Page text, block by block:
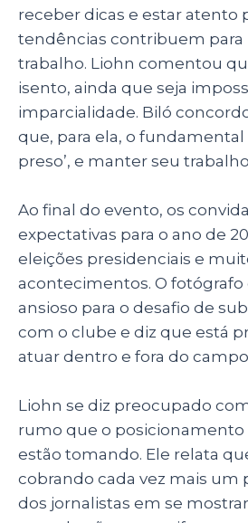
receber dicas e estar atento
tendências contribuem
trabalho. Liohn comentou
isento, ainda que seja
imparcialidade. Biló
que, para ela, o fundamental
preso’, e manter seu
Ao final do evento, os
expectativas para o ano de
eleições presidenciais e
acontecimentos. O fotógrafo
ansioso para o desafio de
com o clube e diz que está
atuar dentro e fora do
Liohn se diz preocupado
rumo que o posicionamento
estão tomando. Ele relata
cobrando cada vez mais um
dos jornalistas em se